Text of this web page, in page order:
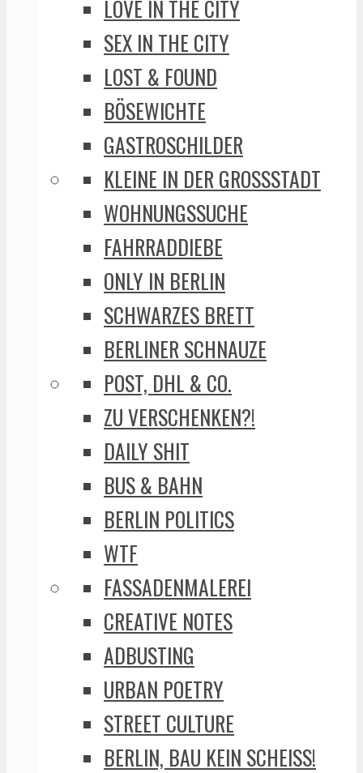
LOVE IN THE CITY
SEX IN THE CITY
LOST & FOUND
BÖSEWICHTE
GASTROSCHILDER
KLEINE IN DER GROSSSTADT
WOHNUNGSSUCHE
FAHRRADDIEBE
ONLY IN BERLIN
SCHWARZES BRETT
BERLINER SCHNAUZE
POST, DHL & CO.
ZU VERSCHENKEN?!
DAILY SHIT
BUS & BAHN
BERLIN POLITICS
WTF
FASSADENMALEREI
CREATIVE NOTES
ADBUSTING
URBAN POETRY
STREET CULTURE
BERLIN, BAU KEIN SCHEISS!